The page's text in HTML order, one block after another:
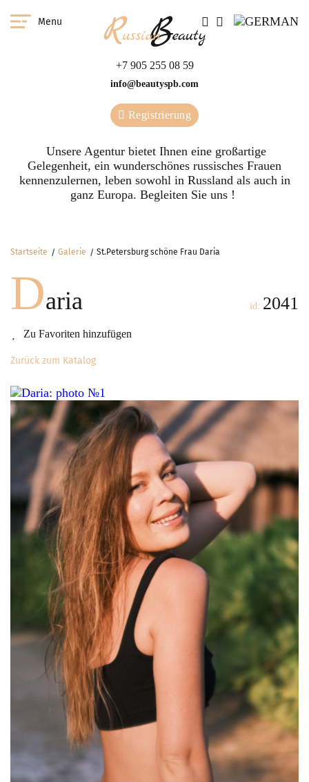
Menu
+7 905 255 08 59
info@beautyspb.com
Registrierung
Unsere Agentur bietet Ihnen eine großartige
Gelegenheit, ein wunderschönes russisches Frauen
kennenzulernen, leben sowohl in Russland als auch in
ganz Europa. Begleiten Sie uns !
Startseite Galerie St.Petersburg schöne Frau Daria
Daria
Zu Favoriten hinzufügen
id: 2041
Zurück zum Katalog